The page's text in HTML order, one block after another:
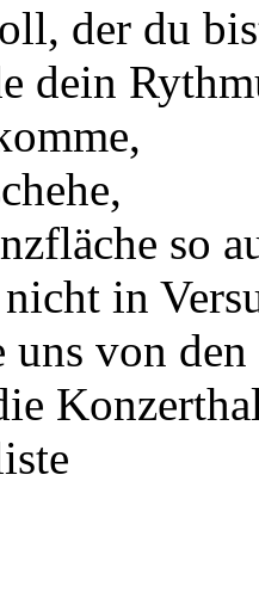
der du
dein
so
in
uns von